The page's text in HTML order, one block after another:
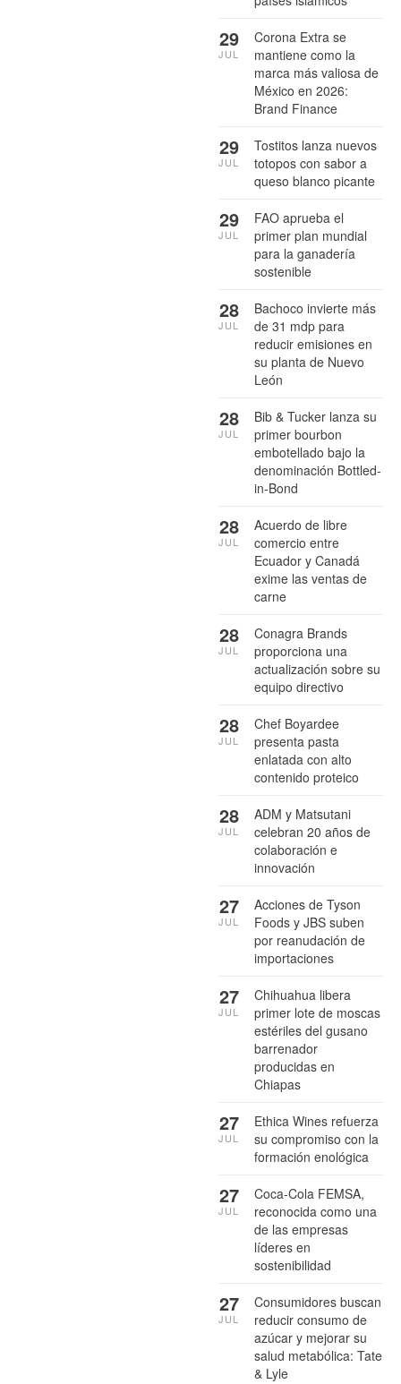
Corona Extra se
mantiene como la
marca más valiosa de
México en 2026:
Brand Finance
29
JUL
Tostitos lanza nuevos
totopos con sabor a
queso blanco picante
29
JUL
FAO aprueba el
primer plan mundial
para la ganadería
sostenible
29
JUL
Bachoco invierte más
de 31 mdp para
reducir emisiones en
su planta de Nuevo
León
28
JUL
Bib & Tucker lanza su
primer bourbon
embotellado bajo la
denominación Bottled-
in-Bond
28
JUL
Acuerdo de libre
comercio entre
Ecuador y Canadá
exime las ventas de
carne
28
JUL
Conagra Brands
proporciona una
actualización sobre su
equipo directivo
28
JUL
Chef Boyardee
presenta pasta
enlatada con alto
contenido proteico
28
JUL
ADM y Matsutani
celebran 20 años de
colaboración e
innovación
28
JUL
Acciones de Tyson
Foods y JBS suben
por reanudación de
importaciones
27
JUL
Chihuahua libera
primer lote de moscas
estériles del gusano
barrenador
producidas en
Chiapas
27
JUL
Ethica Wines refuerza
su compromiso con la
formación enológica
27
JUL
Coca-Cola FEMSA,
reconocida como una
de las empresas
líderes en
sostenibilidad
27
JUL
Consumidores buscan
reducir consumo de
azúcar y mejorar su
salud metabólica: Tate
& Lyle
27
JUL